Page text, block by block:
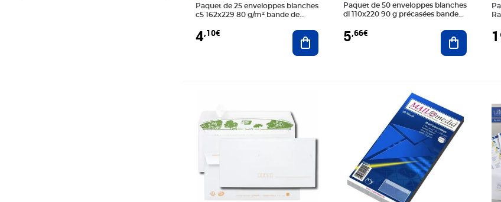
Paquet de 25 enveloppes blanches
c5 162x229 80 g/m² bande de
4,10€ Ajouter au panier
Paquet de 50 enveloppes blanches
dl 110x220 90 g précasées bande
5,66€ Ajouter au